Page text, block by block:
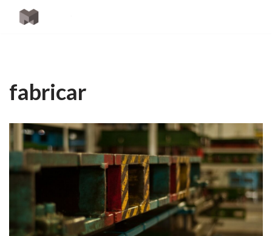
fabricar